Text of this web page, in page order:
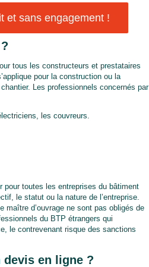
et sans engagement !
tous les constructeurs et prestataires
pour la construction ou la
Les professionnels concernés par
les couvreurs.
pour toutes les entreprises du bâtiment
le statut ou la nature de l’entreprise.
maître d’ouvrage ne sont pas obligés de
du BTP étrangers qui
le contrevenant risque des sanctions
devis en ligne ?